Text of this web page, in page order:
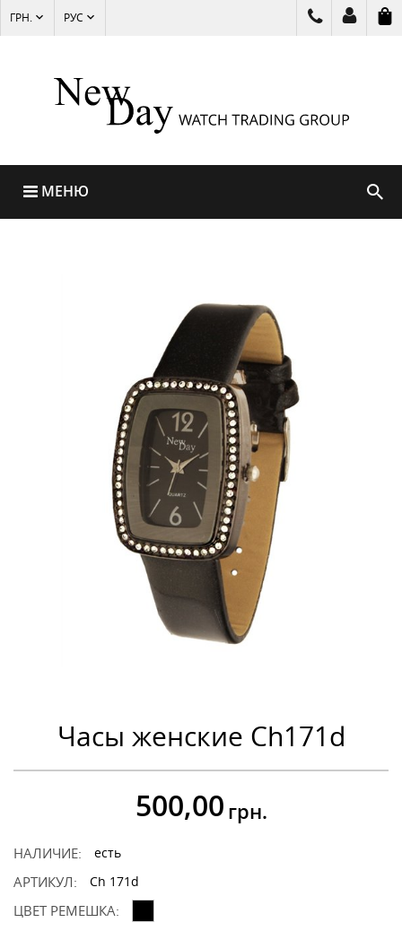
ГРН. РУС
МЕНЮ
Часы женские Ch171d
500,00 грн.
НАЛИЧИЕ: есть
АРТИКУЛ: Ch 171d
ЦВЕТ РЕМЕШКА: